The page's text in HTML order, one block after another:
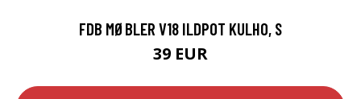
FDB MØBLER V18 ILDPOT KULHO, S
39 EUR